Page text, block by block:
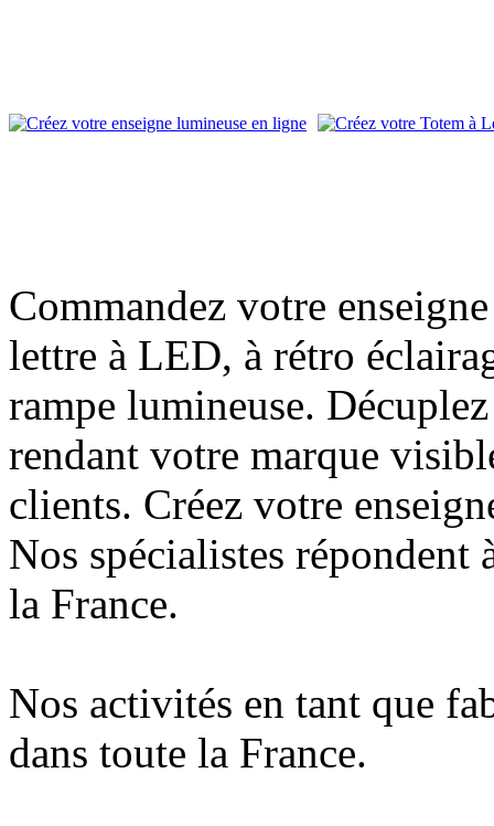
Commandez votre
lettre à LED, à rétro
rampe lumineuse.
rendant votre marque
clients. Créez votre
Nos spécialistes répondent
la France.
Nos activités en tant que
dans toute la France.